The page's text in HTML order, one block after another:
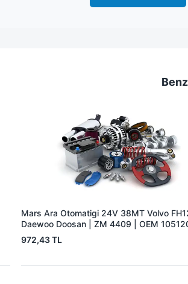
Mars Ara Otomatigi 24V 38MT Volvo
Daewoo Doosan | ZM 4409 | OEM
972,43 TL